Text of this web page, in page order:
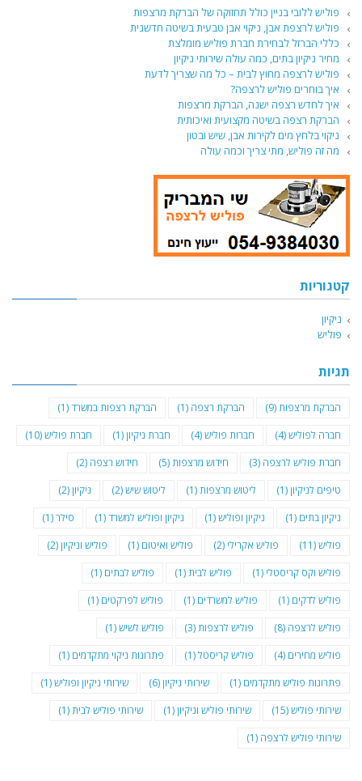
פוליש ללובי בניין כולל תחזוקה של הברקת מרצפות
פוליש לרצפת אבן, ניקוי אבן טבעית בשיטה חדשנית
כללי הברזל לבחירת חברת פוליש מומלצת
מחיר ניקיון בתים, כמה עולה שירותי ניקיון
פוליש לרצפה מחוץ לבית – כל מה שצריך לדעת
איך בוחרים פוליש לרצפה?
איך לחדש רצפה ישנה, הברקת מרצפות
הברקת רצפה בשיטה מקצועית ואיכותית
ניקוי בלחץ מים לקירות אבן, שיש ובטון
מה זה פוליש, מתי צריך וכמה עולה
קטגוריות
ניקיון
פוליש
תגיות
הברקת מרצפות(9) הברקת רצפה (1) הברקת רצפות במשרד(1)
חברה לפוליש(4) חברות פוליש(4) חברת ניקיון(1) חברת פוליש(10)
חברת פוליש לרצפה (3) חידוש מרצפות(5) חידוש רצפה (2)
טיפים לניקיון(1) ליטוש מרצפות(1) ליטוש שיש(2) ניקיון(2)
ניקיון בתים (1) ניקיון ופוליש(1) ניקיון ופוליש למשרד(1) סילר(1)
פוליש(11) פוליש אקרילי (2) פוליש ואיטום (1) פוליש וניקיון(2)
פוליש וקס קריסטלי (1) פוליש לבית(1) פוליש לבתים (1)
פוליש לדקים (1) פוליש למשרדים (1) פוליש לפרקטים (1)
פוליש לרצפה (8) פוליש לרצפות(3) פוליש לשיש(1)
פוליש מחירים (4) פוליש קריסטל(1) פתרונות ניקוי מתקדמים (1)
פתרונות פוליש מתקדמים (1) שירותי ניקיון(6) שירותי ניקיון ופוליש(1)
שירותי פוליש(15) שירותי פוליש וניקיון(1) שירותי פוליש לבית(1)
שירותי פוליש לרצפה (1)